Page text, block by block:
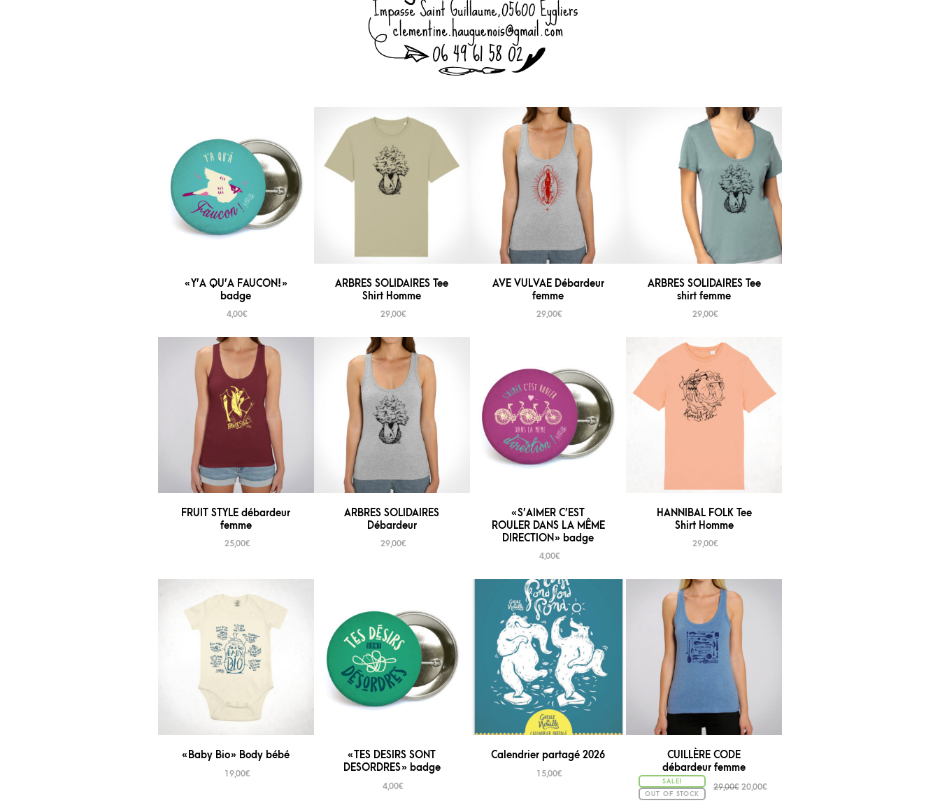
« Y’A QU’A FAUCON! »
badge
4,00€
ARBRES SOLIDAIRES Tee
Shirt Homme
29,00€
AVE VULVAE Débardeur
femme
29,00€
ARBRES SOLIDAIRES Tee
shirt femme
29,00€
FRUIT STYLE débardeur
femme
25,00€
ARBRES SOLIDAIRES
Débardeur
29,00€
« S’AIMER C’EST
ROULER DANS LA MÊME
DIRECTION » badge
4,00€
HANNIBAL FOLK Tee
Shirt Homme
29,00€
« Baby Bio » Body bébé
19,00€
« TES DESIRS SONT
DESORDRES » badge
4,00€
Calendrier partagé 2026
15,00€
CUILLÈRE CODE
débardeur femme
SALE!
OUT OF STOCK
29,00€ 20,00€